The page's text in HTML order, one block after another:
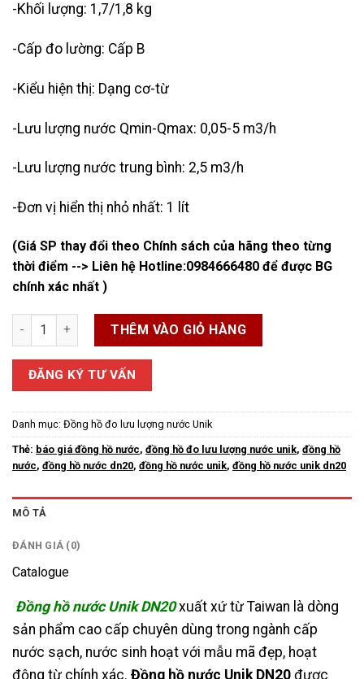
-Khối lượng: 1,7/1,8 kg
-Cấp đo lường: Cấp B
-Kiểu hiện thị: Dạng cơ-từ
-Lưu lượng nước Qmin-Qmax: 0,05-5 m3/h
-Lưu lượng nước trung bình: 2,5 m3/h
-Đơn vị hiển thị nhỏ nhất: 1 lít
(Giá SP thay đổi theo Chính sách của hãng theo từng
thời điểm --> Liên hệ Hotline:0984666480 để được BG
chính xác nhất )
Đồng Hồ Nước Unik DN20 số lượng
THÊM VÀO GIỎ HÀNG
ĐĂNG KÝ TƯ VẤN
Danh mục: Đồng hồ đo lưu lượng nước Unik
Thẻ: báo giá đồng hồ nước, đồng hồ đo lưu lượng nước unik, đồng hồ
nước, đồng hồ nước dn20, đồng hồ nước unik, đồng hồ nước unik dn20
MÔ TẢ
ĐÁNH GIÁ (0)
Catalogue
Đồng hồ nước Unik DN20xuất xứ từ Taiwan là dòng
sản phẩm cao cấp chuyên dùng trong ngành cấp
nước sạch, nước sinh hoạt với mẫu mã đẹp, hoạt
động từ chính xác. Đồng hồ nước Unik DN20 được